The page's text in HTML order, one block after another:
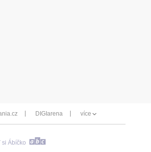
DIGIarena více
si Ábíčko